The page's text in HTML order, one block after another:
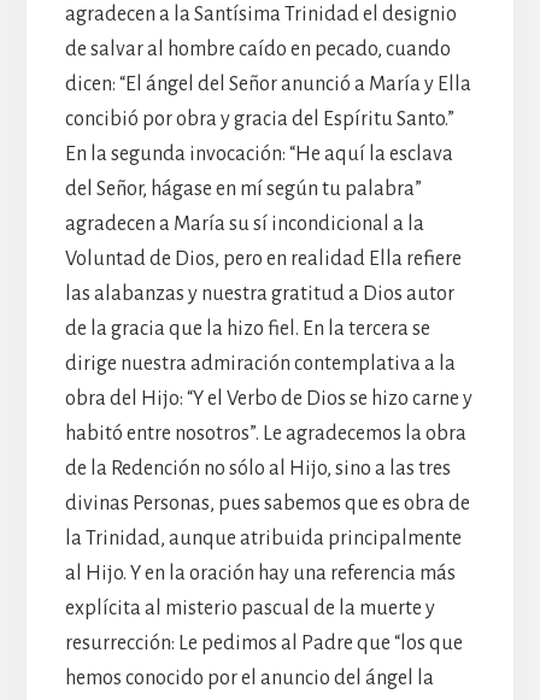
agradecen a la Santísima Trinidad el designio
de salvar al hombre caído en pecado, cuando
dicen: “El ángel del Señor anunció a María y Ella
concibió por obra y gracia del Espíritu Santo.”
En la segunda invocación: “He aquí la esclava
del Señor, hágase en mí según tu palabra”
agradecen a María su sí incondicional a la
Voluntad de Dios, pero en realidad Ella refiere
las alabanzas y nuestra gratitud a Dios autor
de la gracia que la hizo fiel. En la tercera se
dirige nuestra admiración contemplativa a la
obra del Hijo: “Y el Verbo de Dios se hizo carne y
habitó entre nosotros”. Le agradecemos la obra
de la Redención no sólo al Hijo, sino a las tres
divinas Personas, pues sabemos que es obra de
la Trinidad, aunque atribuida principalmente
al Hijo. Y en la oración hay una referencia más
explícita al misterio pascual de la muerte y
resurrección: Le pedimos al Padre que “los que
hemos conocido por el anuncio del ángel la